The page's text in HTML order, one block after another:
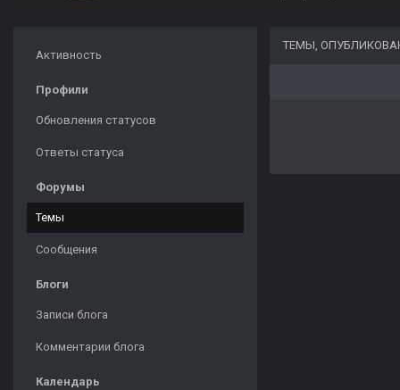
Активность
Профили
Обновления статусов
Ответы статуса
Форумы
Темы
Сообщения
Блоги
Записи блога
Комментарии блога
Календарь
ТЕМЫ,